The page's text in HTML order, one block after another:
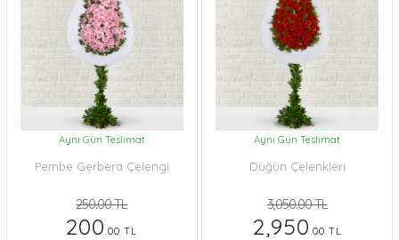
Aynı Gün Teslimat
Pembe Gerbera Çelengi
250.00 TL
200.00 TL
Aynı Gün Teslimat
Düğün Çelenkleri
3,050.00 TL
2,950.00 TL